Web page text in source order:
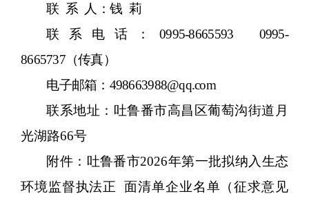
联 系 人： 钱 莉
联系电话
：0995-8665593 0995-
8665737（传真）
电子邮箱： 498663988@qq.com
联系地址：吐鲁番市高昌区葡萄沟街道月
光湖路66号
附件： 吐鲁番市2026年第一批拟纳入 生态
环境监督执法正
面清单企业名单（征求意见